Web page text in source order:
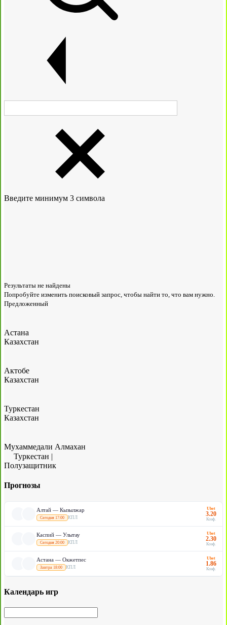
Введите минимум 3 символа
Результаты не найдены
Попробуйте изменить поисковый запрос, чтобы найти то, что вам нужно.
Предложенный
Астана
Казахстан
Актобе
Казахстан
Туркестан
Казахстан
Мухаммедали Алмахан
Туркестан |
Полузащитник
Прогнозы
Алтай — Кызылжар
Сегодня 17:00 КПЛ
Ubet
3.20
Коэф.
Каспий — Улытау
Сегодня 20:00 КПЛ
Ubet
2.30
Коэф.
Астана — Окжетпес
Завтра 18:00 КПЛ
Ubet
1.86
Коэф.
Календарь игр